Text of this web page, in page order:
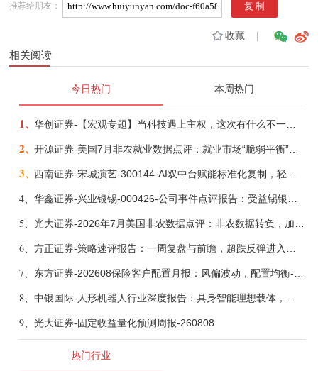
推荐给朋友：
收藏|
相关阅读
今日热门 本周热门
1、 华创证券-【宏观专题】当科技遇上主权，这次有什么不一样？——海外科技思辨系列五-260808
2、 开源证券-美国7月非农就业数据点评：就业市场“脆弱平衡”，美联储加息动力并不高-260808
3、
4、
5、
6、
7、
8、
9、 光大证券-固定收益量化预测周报-260808
热门行业